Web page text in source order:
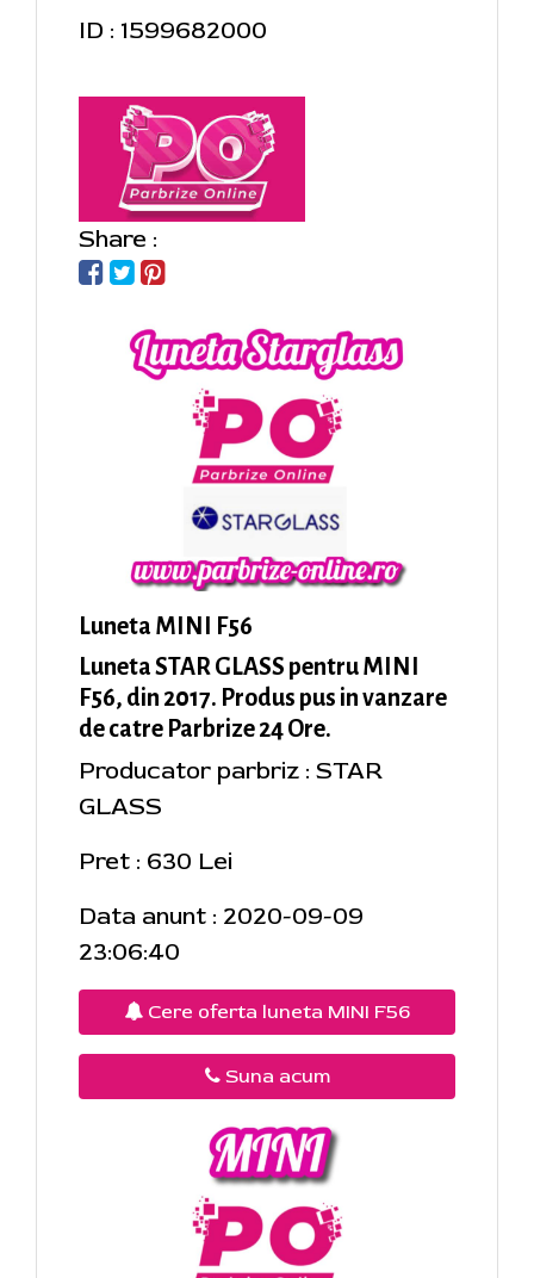
ID : 1599682000
Share :
Luneta MINI F56
Luneta STAR GLASS pentru MINI
F56, din 2017. Produs pus in vanzare
de catre Parbrize 24 Ore.
Producator parbriz : STAR
GLASS
Pret : 630 Lei
Data anunt : 2020-09-09
23:06:40
Cere oferta luneta MINI F56
Suna acum